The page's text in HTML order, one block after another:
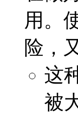
用。
险，
这
被